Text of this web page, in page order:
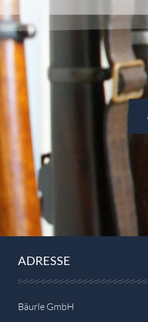
ADRESSE
Bäurle GmbH